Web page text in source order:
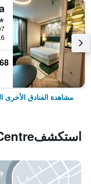
4 نجوم
5.6
مشاهدة الفنادق الأخرى
استكشفCentre, بادويا